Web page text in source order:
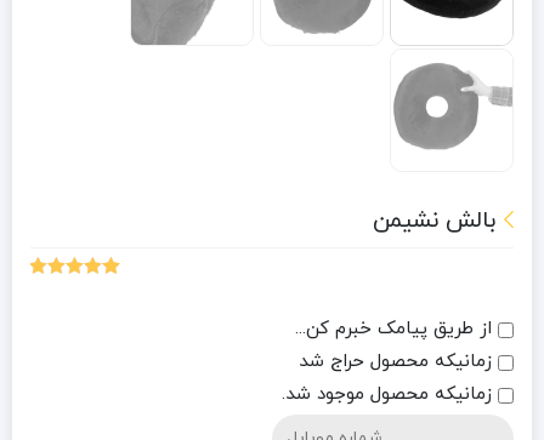
بالش نشیمن
از طریق پیامک خبرم کن...
زمانیکه محصول حراج شد
زمانیکه محصول موجود شد.